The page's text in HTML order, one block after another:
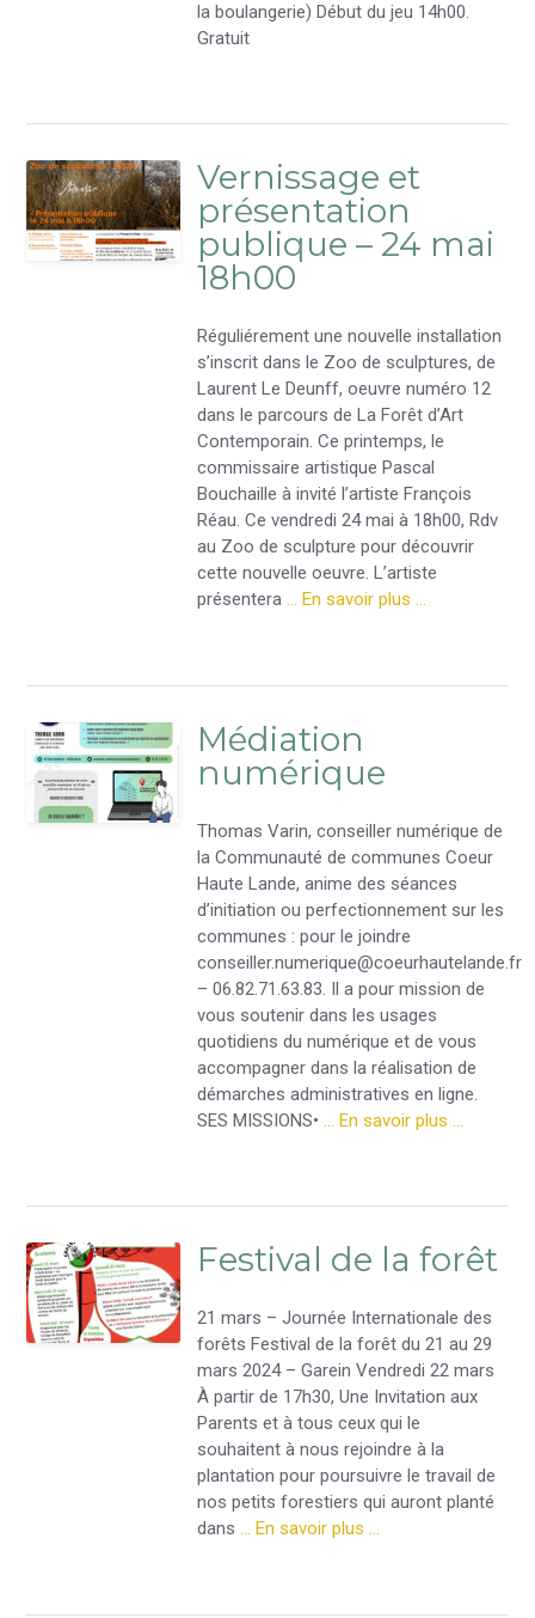
la boulangerie) Début du jeu 14h00.
Gratuit
Vernissage et
présentation
publique – 24 mai
18h00
Réguliérement une nouvelle installation
s’inscrit dans le Zoo de sculptures, de
Laurent Le Deunff, oeuvre numéro 12
dans le parcours de La Forêt d’Art
Contemporain. Ce printemps, le
commissaire artistique Pascal
Bouchaille à invité l’artiste François
Réau. Ce vendredi 24 mai à 18h00, Rdv
au Zoo de sculpture pour découvrir
cette nouvelle oeuvre. L’artiste
présentera… En savoir plus …
Médiation
numérique
Thomas Varin, conseiller numérique de
la Communauté de communes Coeur
Haute Lande, anime des séances
d’initiation ou perfectionnement sur les
communes : pour le joindre
conseiller.numerique@coeurhautelande.fr
– 06.82.71.63.83. Il a pour mission de
vous soutenir dans les usages
quotidiens du numérique et de vous
accompagner dans la réalisation de
démarches administratives en ligne.
SES MISSIONS•… En savoir plus …
Festival de la forêt
21 mars – Journée Internationale des
forêts Festival de la forêt du 21 au 29
mars 2024 – Garein Vendredi 22 mars
À partir de 17h30, Une Invitation aux
Parents et à tous ceux qui le
souhaitent à nous rejoindre à la
plantation pour poursuivre le travail de
nos petits forestiers qui auront planté
dans… En savoir plus …